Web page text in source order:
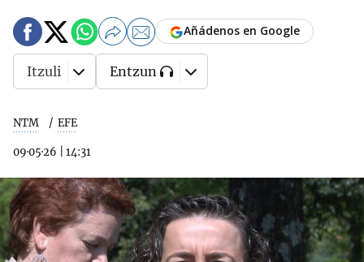
NTM EFE
09·05·26 14:31
Añádenos en Google
Itzuli Entzun